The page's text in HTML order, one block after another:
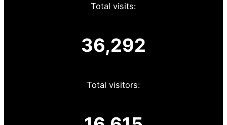
Total visits:
36,292
Total visitors: